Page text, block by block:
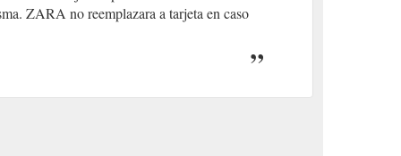
ZARA no reemplazara a tarjeta en caso